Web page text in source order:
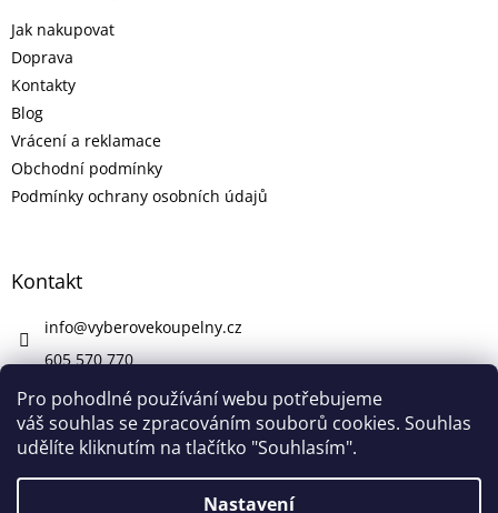
Pro pohodlné používání webu potřebujeme
váš souhlas se zpracováním souborů cookies. Souhlas
udělíte kliknutím na tlačítko "Souhlasím".
Nastavení
Jak nakupovat
Doprava
Kontakty
Blog
Vrácení a reklamace
Obchodní podmínky
Podmínky ochrany osobních údajů
Kontakt
info@vyberovekoupelny.cz
605 570 770
https://www.facebook.com/vyberovekoupelny/